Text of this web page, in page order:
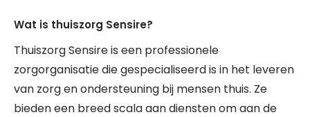
Wat is thuiszorg Sensire?
Thuiszorg Sensire is een professionele
zorgorganisatie die gespecialiseerd is in het leveren
van zorg en ondersteuning bij mensen thuis. Ze
bieden een breed scala aan diensten om aan de